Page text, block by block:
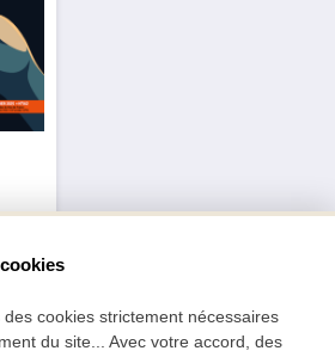
des cookies strictement nécessaires
du site... Avec votre accord, des